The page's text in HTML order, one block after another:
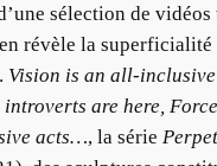
sélection de
révèle la
Vision is an all-inclusive
introverts are here,
acts…, la série